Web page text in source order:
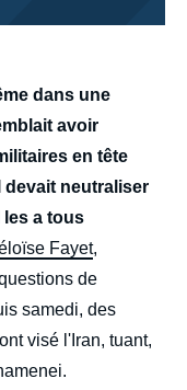
dans une
avoir
en tête
neutraliser
les a tous
Fayet,
de
samedi, des
visé l'Iran, tuant,